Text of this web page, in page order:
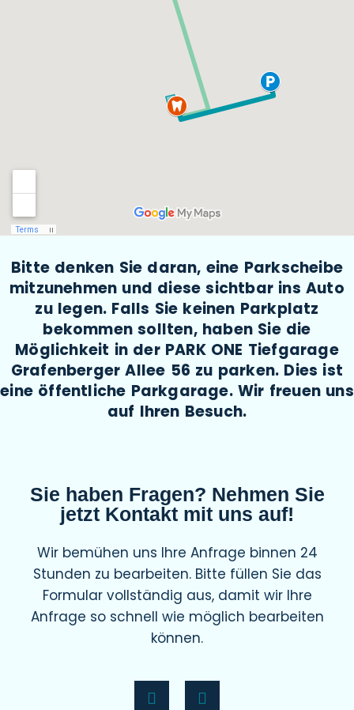
Bitte denken Sie daran, eine Parkscheibe
mitzunehmen und diese sichtbar ins Auto
zu legen. Falls Sie keinen Parkplatz
bekommen sollten, haben Sie die
Möglichkeit in der PARK ONE Tiefgarage
Grafenberger Allee 56 zu parken. Dies ist
eine öffentliche Parkgarage. Wir freuen uns
auf Ihren Besuch.
Sie haben Fragen? Nehmen Sie
jetzt Kontakt mit uns auf!
Wir bemühen uns Ihre Anfrage binnen 24
Stunden zu bearbeiten. Bitte füllen Sie das
Formular vollständig aus, damit wir Ihre
Anfrage so schnell wie möglich bearbeiten
können.